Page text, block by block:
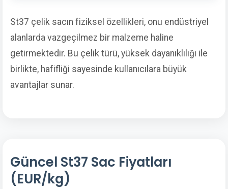
St37 çelik sacın fiziksel özellikleri, onu endüstriyel
alanlarda vazgeçilmez bir malzeme haline
getirmektedir. Bu çelik türü, yüksek dayanıklılığı ile
birlikte, hafifliği sayesinde kullanıcılara büyük
avantajlar sunar.
Güncel St37 Sac Fiyatları
(EUR/kg)